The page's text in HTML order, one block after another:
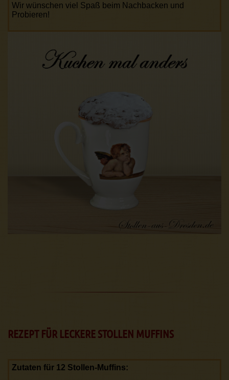
Wir wünschen viel Spaß beim Nachbacken und
Probieren!
REZEPT FÜR LECKERE STOLLEN MUFFINS
Zutaten für 12 Stollen-Muffins: